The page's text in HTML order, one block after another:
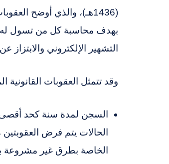
(1436هـ)، والذي أوضح
بهدف محاسبة كل من تسول له
التشهير الإلكتروني
وقد تتمثل العقوبات القانونية
الحالات يتم فرض
الخاصة بطرق غير مشروعة